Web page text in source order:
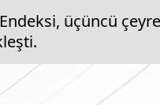
üçüncü